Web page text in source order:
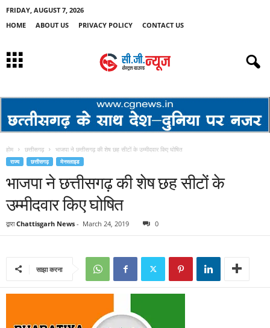
FRIDAY, AUGUST 7, 2026
HOME
ABOUT US PRIVACY POLICY CONTACT US
होम छत्तीसगढ़ भाजपा ने छत्तीसगढ़ की शेष छह सीटों के उम्मीदवार किए घोषित
राज्य छत्तीसगढ़ मेनस्लाइड
भाजपा ने छत्तीसगढ़ की शेष छह सीटों के
उम्मीदवार किए घोषित
द्वारा Chattisgarh News - March 24, 2019 0
साझा करना